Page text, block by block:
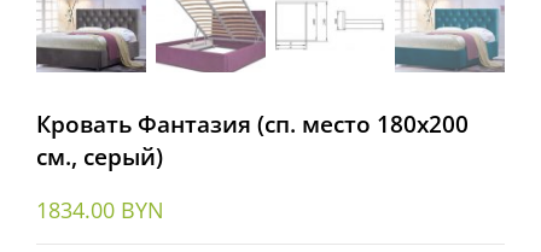
Кровать Фантазия (сп. место 180х200
см., серый)
1834.00 BYN